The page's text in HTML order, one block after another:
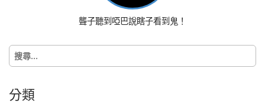
聾子聽到啞巴說瞎子看到鬼！
搜
尋
字:
分類